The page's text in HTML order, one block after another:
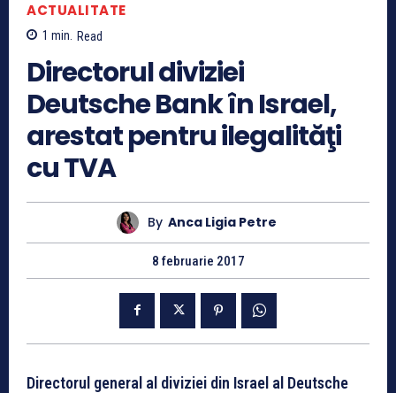
ACTUALITATE
1 min. Read
Directorul diviziei
Deutsche Bank în Israel,
arestat pentru ilegalităţi
cu TVA
By Anca Ligia Petre
8 februarie 2017
Directorul general al diviziei din Israel al Deutsche